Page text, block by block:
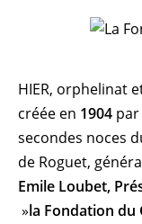
HIER, orphelinat
créée en 1904 par
secondes noces
de Roguet,
Emile Loubet,
»la Fondation du